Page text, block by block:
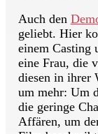
Auch den
geliebt. Hier
einem Casting
eine Frau, die
diesen in ihrer
um mehr: Um
die geringe
Affären, um